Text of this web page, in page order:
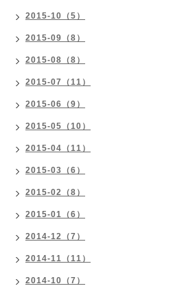
2015-10（5）
2015-09（8）
2015-08（8）
2015-07（11）
2015-06（9）
2015-05（10）
2015-04（11）
2015-03（6）
2015-02（8）
2015-01（6）
2014-12（7）
2014-11（11）
2014-10（7）